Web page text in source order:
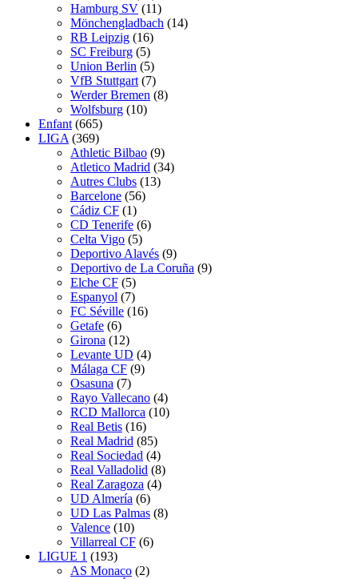
Hamburg SV (11)
Mönchengladbach (14)
RB Leipzig (16)
SC Freiburg (5)
Union Berlin (5)
VfB Stuttgart (7)
Werder Bremen (8)
Wolfsburg (10)
Enfant (665)
LIGA (369)
Athletic Bilbao (9)
Atletico Madrid (34)
Autres Clubs (13)
Barcelone (56)
Cádiz CF (1)
CD Tenerife (6)
Celta Vigo (5)
Deportivo Alavés (9)
Deportivo de La Coruña (9)
Elche CF (5)
Espanyol (7)
FC Séville (16)
Getafe (6)
Girona (12)
Levante UD (4)
Málaga CF (9)
Osasuna (7)
Rayo Vallecano (4)
RCD Mallorca (10)
Real Betis (16)
Real Madrid (85)
Real Sociedad (4)
Real Valladolid (8)
Real Zaragoza (4)
UD Almería (6)
UD Las Palmas (8)
Valence (10)
Villarreal CF (6)
LIGUE 1 (193)
AS Monaco (2)